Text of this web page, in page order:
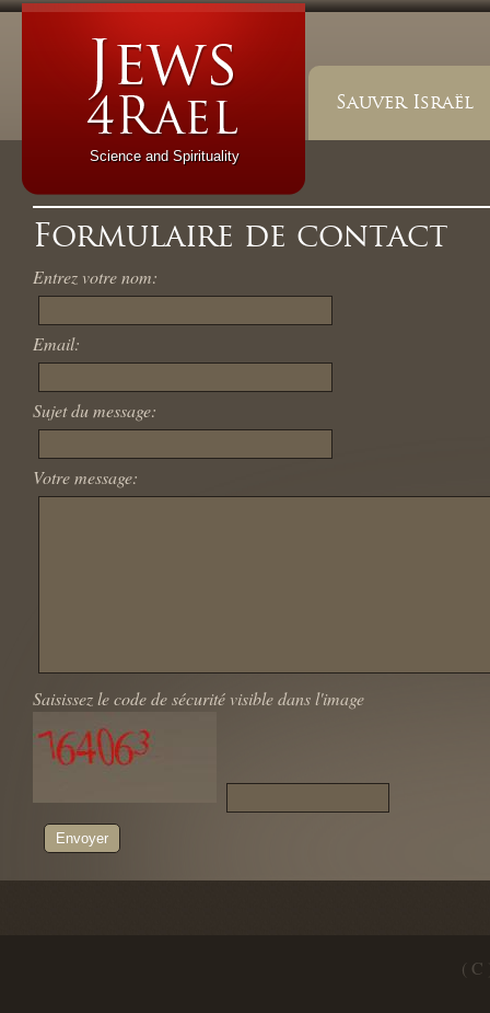
Science and Spirituality
Sauver Israël
Formulaire de contact
Entrez votre nom:
Email:
Sujet du message:
Votre message:
Saisissez le code de sécurité visible dans l'image
( C